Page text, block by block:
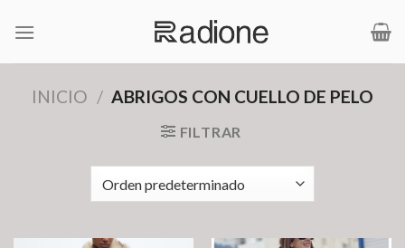
INICIO / ABRIGOS CON CUELLO DE PELO
FILTRAR